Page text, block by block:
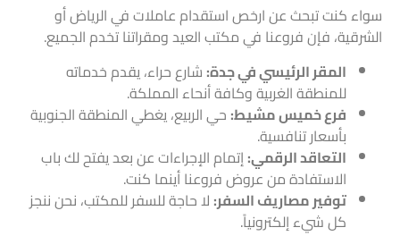
سواء كنت تبحث عن ارخص استقدام عاملات في الرياض أو
الشرقية، فإن فروعنا في مكتب العيد ومقراتنا تخدم الجميع.
المقر الرئيسي في جدة:شارع حراء، يقدم خدماته
للمنطقة الغربية وكافة أنحاء المملكة.
فرع خميس مشيط:حي الربيع، يغطي المنطقة الجنوبية
بأسعار تنافسية.
التعاقد الرقمي:إتمام الإجراءات عن بعد يفتح لك باب
الاستفادة من عروض فروعنا أينما كنت.
توفير مصاريف السفر:لا حاجة للسفر للمكتب، نحن ننجز
كل شيء إلكترونياً.